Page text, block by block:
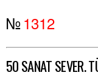
№1312
50 SANAT SEVER.